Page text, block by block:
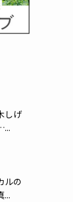
しげ
ルの
...